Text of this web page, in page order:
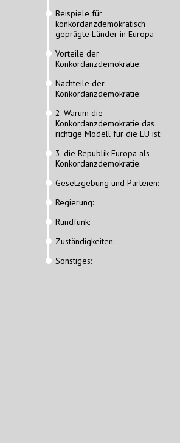
Beispiele für
konkordanzdemokratisch
geprägte Länder in Europa
Vorteile der
Konkordanzdemokratie:
Nachteile der
Konkordanzdemokratie:
2. Warum die
Konkordanzdemokratie das
richtige Modell für die EU ist:
3. die Republik Europa als
Konkordanzdemokratie:
Gesetzgebung und Parteien:
Regierung:
Rundfunk:
Zuständigkeiten:
Sonstiges: